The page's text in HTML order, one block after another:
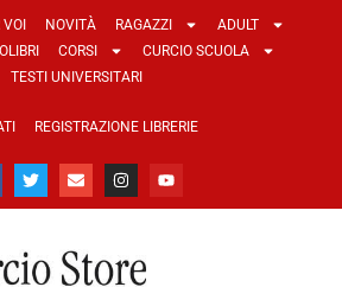
NOVITÀ RAGAZZI
ADULT
CORSI
CURCIO SCUOLA
TESTI UNIVERSITARI
REGISTRAZIONE LIBRERIE